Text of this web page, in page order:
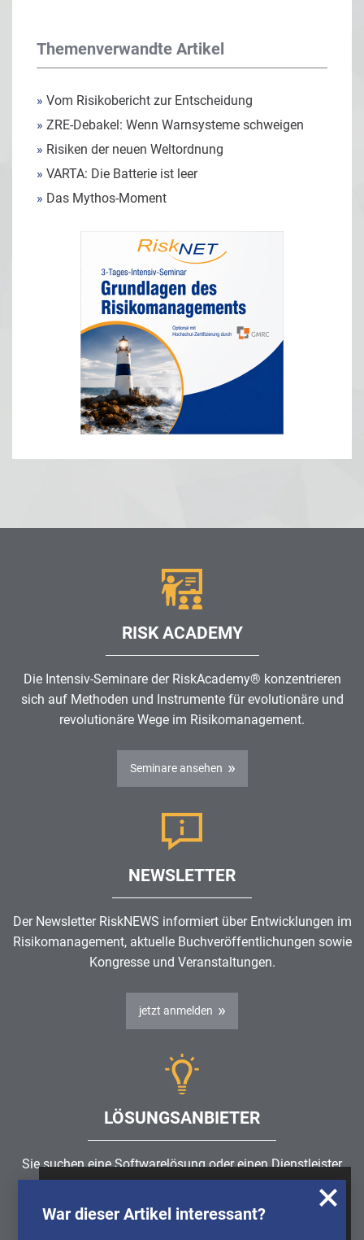
Informationen über die Nutzung unserer
Themenverwandte Artikel
» Vom Risikobericht zur Entscheidung
» ZRE-Debakel: Wenn Warnsysteme schweigen
» Risiken der neuen Weltordnung
» VARTA: Die Batterie ist leer
» Das Mythos-Moment
RISK ACADEMY
Die Intensiv-Seminare der RiskAcademy® konzentrieren
sich auf Methoden und Instrumente für evolutionäre und
revolutionäre Wege im Risikomanagement.
Seminare ansehen
NEWSLETTER
Der Newsletter RiskNEWS informiert über Entwicklungen im
Risikomanagement, aktuelle Buchveröffentlichungen sowie
Kongresse und Veranstaltungen.
jetzt anmelden
LÖSUNGSANBIETER
Sie suchen eine Softwarelösung oder einen Dienstleister
rund um die ThemenRisikomanagement,GRC, IKS oder
ISMS?
War dieser Artikel interessant?